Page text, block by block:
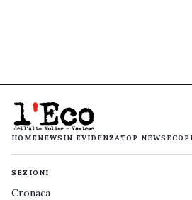
HOMENEWS IN EVIDENZATOP NEWS
SEZIONI
Cronaca